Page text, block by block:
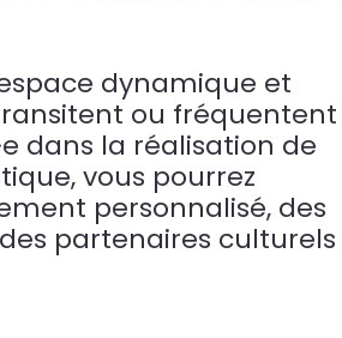
dynamique et
ou fréquentent
dans la réalisation de
vous pourrez
personnalisé, des
partenaires culturels